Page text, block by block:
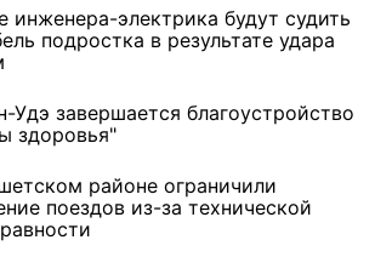
инженера-электрика будут судить
подростка в результате удара
Удэ завершается благоустройство
здоровья"
районе ограничили
поездов из-за технической